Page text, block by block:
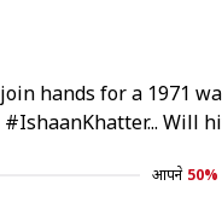
join hands for a 1971
#IshaanKhatter... Will
आपने 50%